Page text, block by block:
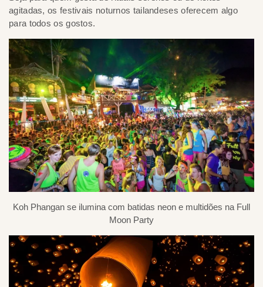
agitadas, os festivais noturnos tailandeses oferecem algo
para todos os gostos.
Koh Phangan se ilumina com batidas neon e multidões na Full
Moon Party